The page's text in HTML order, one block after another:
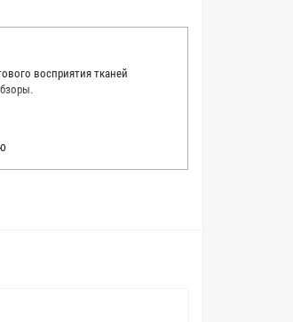
восприятия тканей
ткани из нашего каталога.
свете, стараемся
Но несмотря на наши